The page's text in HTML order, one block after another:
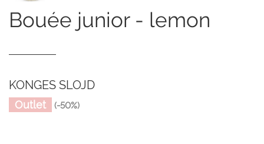
bouée junior - lemon
KONGES SLOJD
Outlet (-50%)